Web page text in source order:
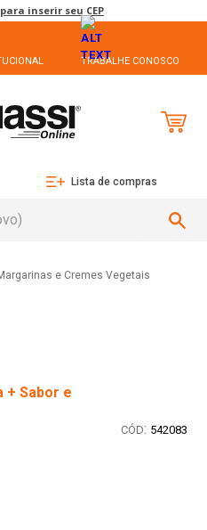
inserir seu CEP
TRABALHE CONOSCO
Lista de compras
e Cremes Vegetais
+ Sabor e
: 542083